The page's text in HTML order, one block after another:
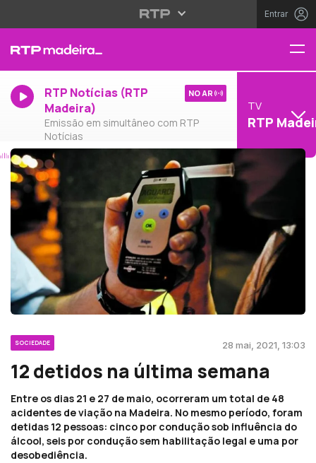
Entrar
RTP Notícias (RTP
Madeira)
Emissão em simultâneo com RTP
Notícias
NO AR
TV
RTP
SOCIEDADE 28 mai, 2021, 13:03
12 detidos na última semana
Entre os dias 21 e 27 de maio, ocorreram um total de 48
acidentes de viação na Madeira. No mesmo período, foram
detidas 12 pessoas: cinco por condução sob influência do
álcool, seis por condução sem habilitação legal e uma por
desobediência.